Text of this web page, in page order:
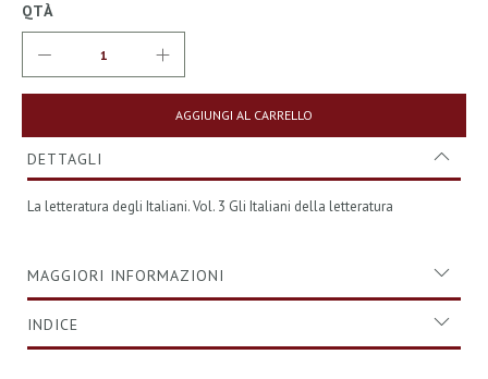
QTÀ
AGGIUNGI AL CARRELLO
DETTAGLI
La letteratura degli Italiani. Vol. 3 Gli Italiani della letteratura
MAGGIORI INFORMAZIONI
INDICE